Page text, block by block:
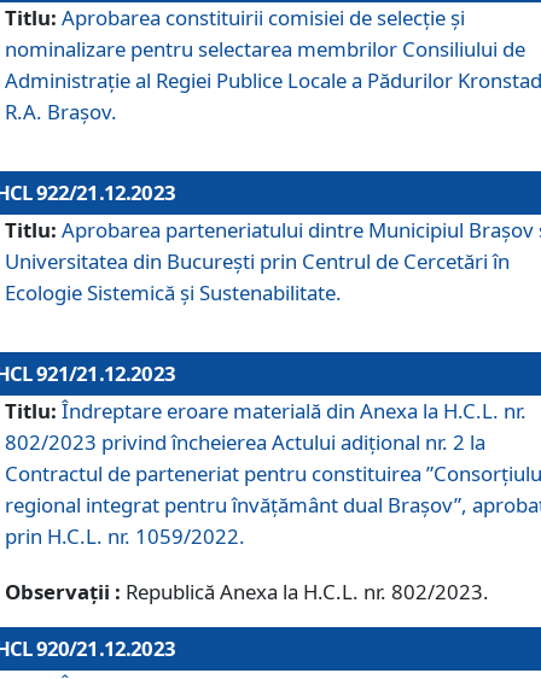
Titlu: Aprobarea constituirii comisiei de selecție și
nominalizare pentru selectarea membrilor Consiliului de
Administrație al Regiei Publice Locale a Pădurilor
R.A. Brașov.
922/21.12.2023
Titlu: Aprobarea parteneriatului dintre Municipiul Brașov
Universitatea din București prin Centrul de Cercetări în
Ecologie Sistemică și Sustenabilitate.
921/21.12.2023
Titlu: Îndreptare eroare materială din Anexa la H.C.L. nr.
802/2023 privind încheierea Actului adițional nr. 2 la
Contractul de parteneriat pentru constituirea
regional integrat pentru învățământ dual Brașov”,
prin H.C.L. nr. 1059/2022.
Observații : Republică Anexa la H.C.L. nr. 802/2023.
920/21.12.2023